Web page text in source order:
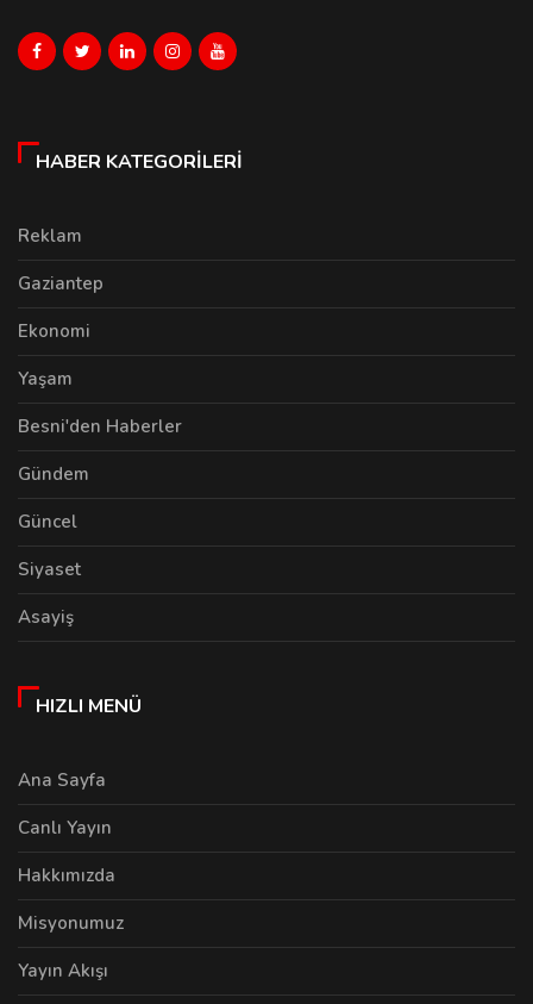
HABER KATEGORILERI
Reklam
Gaziantep
Ekonomi
Yaşam
Besni'den Haberler
Gündem
Güncel
Siyaset
Asayiş
HIZLI MENÜ
Ana Sayfa
Canlı Yayın
Hakkımızda
Misyonumuz
Yayın Akışı